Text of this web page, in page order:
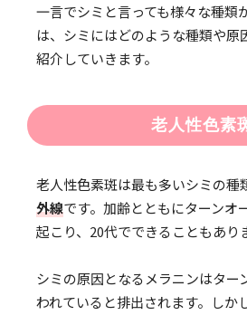
一言でシミと言っても様々な種類
は、シミにはどのような種類や原
紹介していきます。
老人性色素
老人性色素斑は最も多いシミの種
外線です。加齢とともにターンオ
起こり、20代でできることもあり
シミの原因となるメラニンはター
われていると排出されます。しか